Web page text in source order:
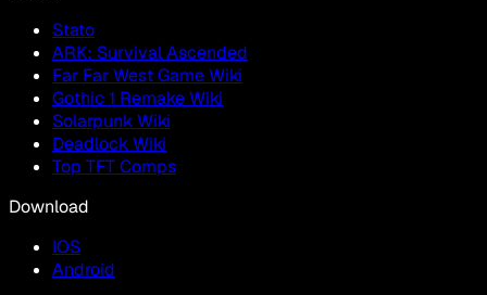
Stato
ARK: Survival Ascended
Far Far West Game Wiki
Gothic 1 Remake Wiki
Solarpunk Wiki
Deadlock Wiki
Top TFT Comps
Download
IOS
Android